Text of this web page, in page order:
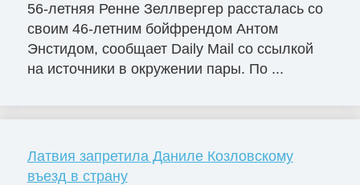
56-летняя Ренне Зеллвергер рассталась со
своим 46-летним бойфрендом Антом
Энстидом, сообщает Daily Mail со ссылкой
на источники в окружении пары. По ...
Латвия запретила Даниле Козловскому
въезд в страну